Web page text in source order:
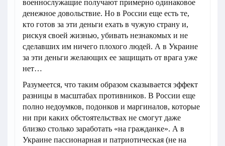
военнослужащие получают примерно одинаковое
денежное довольствие. Но в России еще есть те,
кто готов за эти деньги ехать в чужую страну и,
рискуя своей жизнью, убивать незнакомых и не
сделавших им ничего плохого людей. А в Украине
за эти деньги желающих ее защищать от врага уже
нет…
Разумеется, что таким образом сказывается эффект
разницы в масштабах противников. В России еще
полно недоумков, подонков и маргиналов, которые
ни при каких обстоятельствах не смогут даже
близко столько заработать «на гражданке». А в
Украине пассионарная и патриотическая (не на